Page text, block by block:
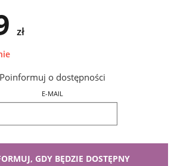
zł
Poinformuj o dostępności
E-MAIL